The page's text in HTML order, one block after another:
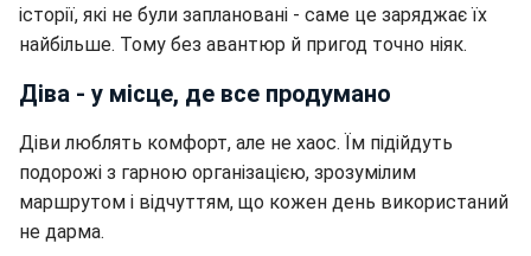
історії, які не були заплановані - саме це заряджає їх
найбільше. Тому без авантюр й пригод точно ніяк.
Діва - у місце, де все продумано
Діви люблять комфорт, але не хаос. Їм підійдуть
подорожі з гарною організацією, зрозумілим
маршрутом і відчуттям, що кожен день використаний
не дарма.